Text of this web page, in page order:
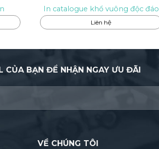
In catalogue khổ vuông độc đáo
Liên hệ
CỦA BẠN ĐỂ NHẬN NGAY ƯU ĐÃI
VỀ CHÚNG TÔI